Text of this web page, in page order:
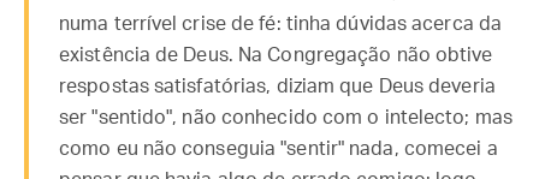
numa terrível crise de fé: tinha dúvidas acerca da
existência de Deus. Na Congregação não obtive
respostas satisfatórias, diziam que Deus deveria
ser "sentido", não conhecido com o intelecto; mas
como eu não conseguia "sentir" nada, comecei a